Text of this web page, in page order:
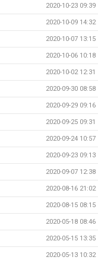
2020-10-23 09:39
2020-10-09 14:32
2020-10-07 13:15
2020-10-06 10:18
2020-10-02 12:31
2020-09-30 08:58
2020-09-29 09:16
2020-09-25 09:31
2020-09-24 10:57
2020-09-23 09:13
2020-09-07 12:38
2020-08-16 21:02
2020-08-15 08:15
2020-05-18 08:46
2020-05-15 13:35
2020-05-13 10:32